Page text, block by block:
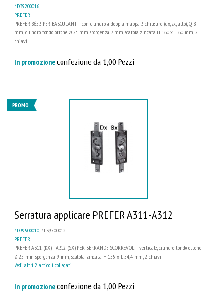
4D39200016,
PREFER
PREFER 8653 PER BASCULANTI - con cilindro a doppia mappa 3 chiusure (dx, sx, alto), Q 8
mm, cilindro tondo ottone Ø 25 mm sporgenza 7 mm, scatola zincata H 160 x L 60 mm, 2
chiavi
In promozioneconfezione da 1,00 Pezzi
PROMO
Serratura applicare PREFER A311-A312
4D39500010 , 4D39500012
PREFER
PREFER A311 (DX) - A312 (SX) PER SERRANDE SCORREVOLI - verticale, cilindro tondo ottone
Ø 25 mm sporgenza 9 mm, scatola zincata H 155 x L 54,4 mm, 2 chiavi
Vedi altri 2 articoli collegati
In promozioneconfezione da 1,00 Pezzi